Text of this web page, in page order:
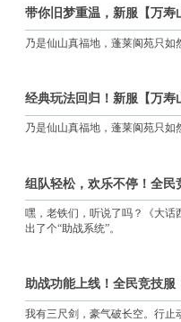
带你旧梦重温，新服【万寿
乃是仙山真福地，蓬莱阆苑只如
经典玩法回归！新服【万寿
乃是仙山真福地，蓬莱阆苑只如
组队轻松，欢乐不停！全民
嘿，老铁们，听说了吗？《大话
出了个“助战系统”。
助战功能上线！全民竞技服
我有三尺剑，豪气破长空。行止